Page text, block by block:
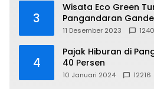
3
Wisata Eco Green
Pangandaran
11 Desember 2023
4
Pajak Hiburan di
40 Persen
10 Januari 2024 12216